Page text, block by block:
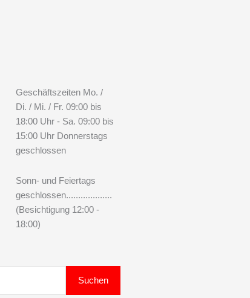
Geschäftszeiten Mo. /
Di. / Mi. / Fr. 09:00 bis
18:00 Uhr - Sa. 09:00 bis
15:00 Uhr Donnerstags
geschlossen
Sonn- und Feiertags
geschlossen...................
(Besichtigung 12:00 -
18:00)
Suchen